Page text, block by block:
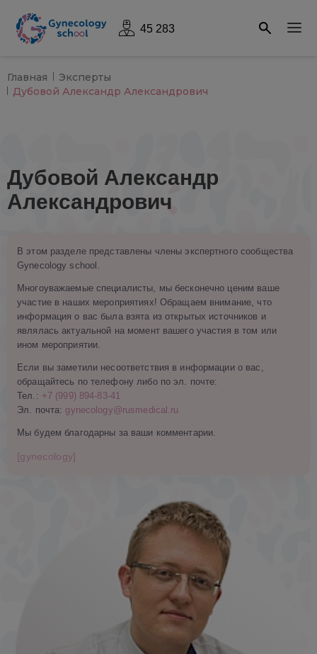
45 283
Главная
Эксперты
Дубовой Александр Александрович
Дубовой Александр
Александрович
В этом разделе представлены члены экспертного сообщества
Gynecology school.
Многоуважаемые специалисты, мы бесконечно ценим ваше
участие в наших мероприятиях! Обращаем внимание, что
информация о вас была взята из открытых источников и
являлась актуальной на момент вашего участия в том или
ином мероприятии.
Если вы заметили несоответствия в информации о вас,
обращайтесь по телефону либо по эл. почте:
Тел.: +7 (999) 894-83-41
Эл. почта: gynecology@rusmedical.ru
Мы будем благодарны за ваши комментарии.
[gynecology]